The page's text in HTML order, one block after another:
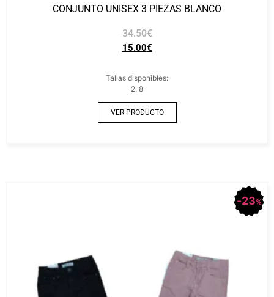
CONJUNTO UNISEX 3 PIEZAS BLANCO
34.50€
15.00€
Tallas disponibles:
2, 8
VER PRODUCTO
23%